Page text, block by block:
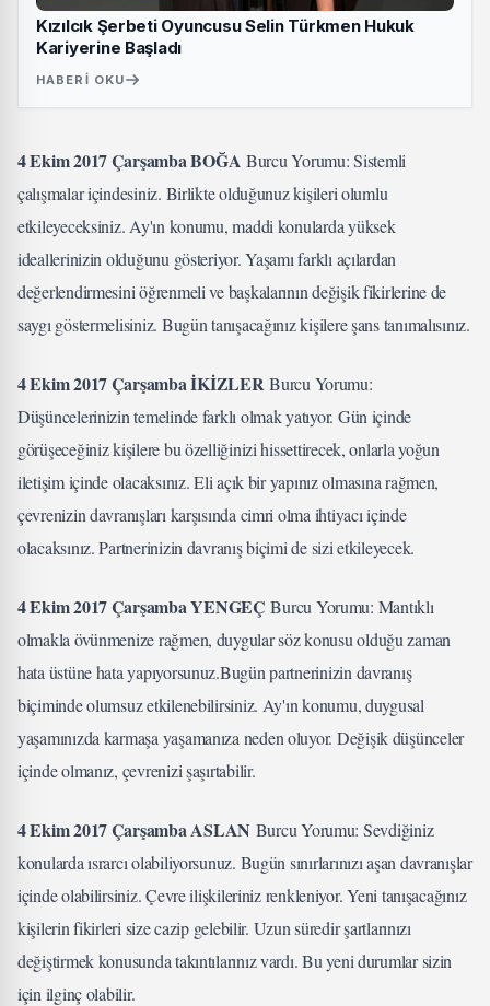
Kızılcık Şerbeti Oyuncusu Selin Türkmen Hukuk
Kariyerine Başladı
HABERI OKU
4 Ekim 2017 Çarşamba BOĞA Burcu Yorumu: Sistemli
çalışmalar içindesiniz. Birlikte olduğunuz kişileri olumlu
etkileyeceksiniz. Ay'ın konumu, maddi konularda yüksek
ideallerinizin olduğunu gösteriyor. Yaşamı farklı açılardan
değerlendirmesini öğrenmeli ve başkalarının değişik fikirlerine de
saygı göstermelisiniz. Bugün tanışacağınız kişilere şans tanımalısınız.
4 Ekim 2017 Çarşamba İKİZLER Burcu Yorumu:
Düşüncelerinizin temelinde farklı olmak yatıyor. Gün içinde
görüşeceğiniz kişilere bu özelliğinizi hissettirecek, onlarla yoğun
iletişim içinde olacaksınız. Eli açık bir yapınız olmasına rağmen,
çevrenizin davranışları karşısında cimri olma ihtiyacı içinde
olacaksınız. Partnerinizin davranış biçimi de sizi etkileyecek.
4 Ekim 2017 Çarşamba YENGEÇBurcu Yorumu: Mantıklı
olmakla övünmenize rağmen, duygular söz konusu olduğu zaman
hata üstüne hata yapıyorsunuz.Bugün partnerinizin davranış
biçiminde olumsuz etkilenebilirsiniz. Ay'ın konumu, duygusal
yaşamınızda karmaşa yaşamanıza neden oluyor. Değişik düşünceler
içinde olmanız, çevrenizi şaşırtabilir.
4 Ekim 2017 Çarşamba ASLAN Burcu Yorumu: Sevdiğiniz
konularda ısrarcı olabiliyorsunuz. Bugün sınırlarınızı aşan davranışlar
içinde olabilirsiniz. Çevre ilişkileriniz renkleniyor. Yeni tanışacağınız
kişilerin fikirleri size cazip gelebilir. Uzun süredir şartlarınızı
değiştirmek konusunda takıntılarınız vardı. Bu yeni durumlar sizin
için ilginç olabilir.